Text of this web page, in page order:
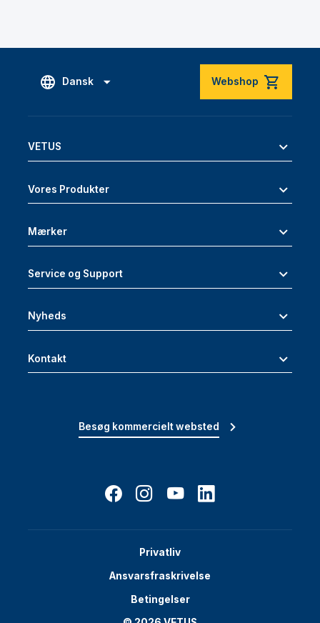
Dansk Webshop
VETUS
Vores Produkter
Mærker
Service og Support
Nyheds
Kontakt
Besøg kommercielt websted
Privatliv
Ansvarsfraskrivelse
Betingelser